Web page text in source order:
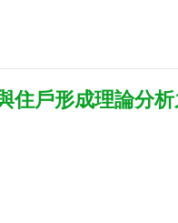
住戶形成理論分